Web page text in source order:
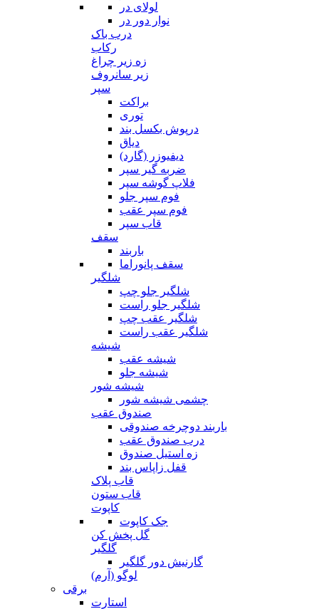
لولای در
نوار دور در
درب باک
رکاب
زه زیر چراغ
زیر سانروف
سپر
براکت
توری
درپوش بکسل بند
دیاق
دیفیوزر (گارد)
ضربه گیر سپر
فلاپ گوشه سپر
فوم سپر جلو
فوم سپر عقب
قاب سپر
سقف
باربند
سقف پانوراما
شلگیر
شلگیر جلو چپ
شلگیر جلو راست
شلگیر عقب چپ
شلگیر عقب راست
شیشه
شیشه عقب
شیشه جلو
شیشه شور
چشمی شیشه شور
صندوق عقب
باربند دوچرخه صندوقی
درب صندوق عقب
زه استیل صندوق
قفل زاپاس بند
قاب پلاک
قاب ستون
کاپوت
جک کاپوت
گل پخش کن
گلگیر
گارنیش دور گلگیر
لوگو (آرم)
برقی
استارت